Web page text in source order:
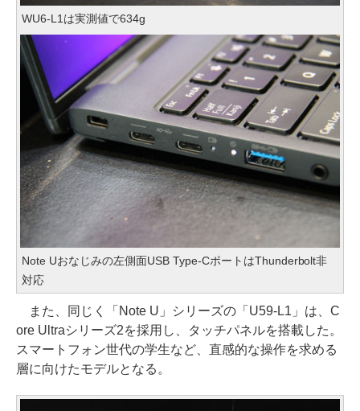
WU6-L1は実測値で634g
Note Uおなじみの左側面USB Type-CポートはThunderbolt非
対応
また、同じく「Note U」シリーズの「U59-L1」は、C
ore Ultraシリーズ2を採用し、タッチパネルを搭載した。
スマートフォン世代の学生など、直感的な操作を求める
層に向けたモデルとなる。